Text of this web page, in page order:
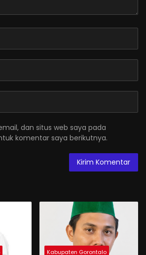
dan situs web saya pada
komentar saya berikutnya.
Kabupaten Gorontalo